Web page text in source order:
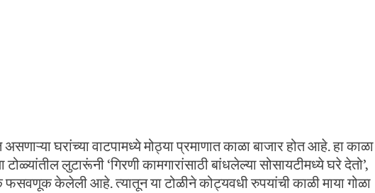
घरांच्या वाटपामध्ये मोठ्या प्रमाणात काळा बाजार होत आहे. हा काळा
लुटारूंनी ‘गिरणी कामगारांसाठी बांधलेल्या सोसायटीमध्ये घरे देतो’,
केलेली आहे. त्यातून या टोळीने कोट्यवधी रुपयांची काळी माया गोळा